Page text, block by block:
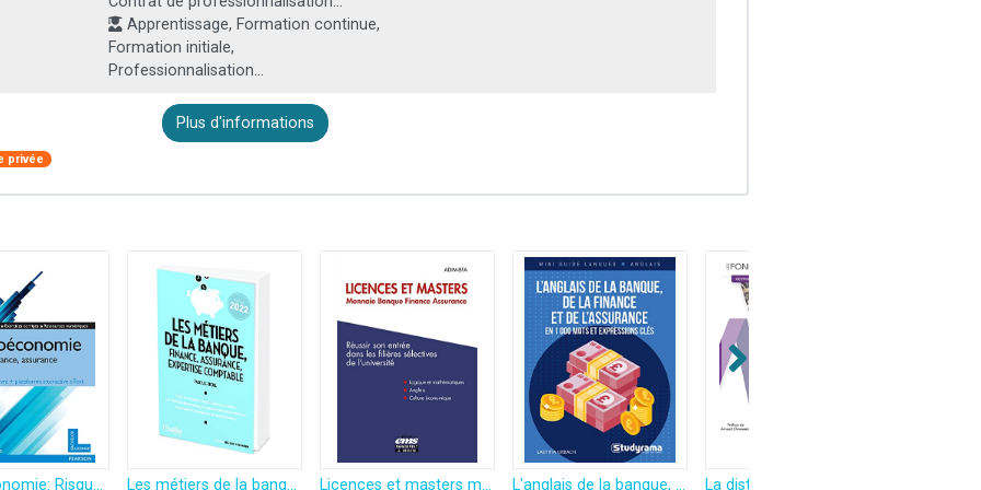
Apprentissage, Formation continue,
Formation initiale,
Professionnalisation...
Plus d'informations
privée
Microéconomie: Risque, finance, assurance Les métiers de la banque, finance, assurance, expertise comptable édition 2022 Licences et masters monnaie, banque, finance, assurance: Réussir son entrée dans les filières selectives de l'université L'anglais de la banque, de la finance et de l'assurance: en 1000 mots et expressions clés